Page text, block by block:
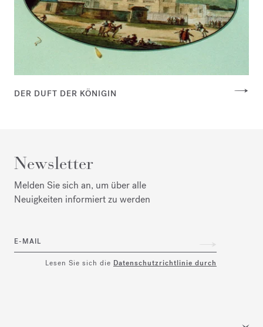
DER DUFT DER KÖNIGIN
Newsletter
Melden Sie sich an, um über alle
Neuigkeiten informiert zu werden
E-MAIL
Lesen Sie sich die Datenschutzrichtlinie durch